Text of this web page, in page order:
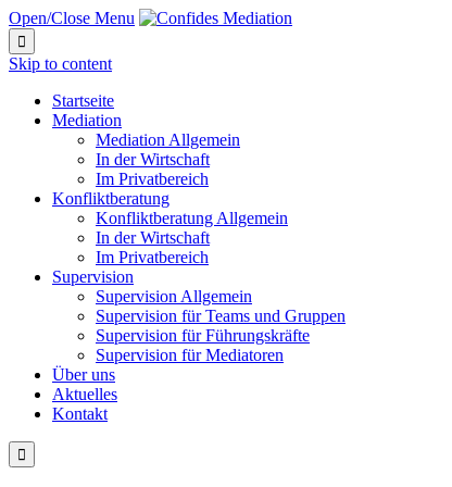
Open/Close Menu

Skip to content
Startseite
Mediation
Mediation Allgemein
In der Wirtschaft
Im Privatbereich
Konfliktberatung
Konfliktberatung Allgemein
In der Wirtschaft
Im Privatbereich
Supervision
Supervision Allgemein
Supervision für Teams und Gruppen
Supervision für Führungskräfte
Supervision für Mediatoren
Über uns
Aktuelles
Kontakt
